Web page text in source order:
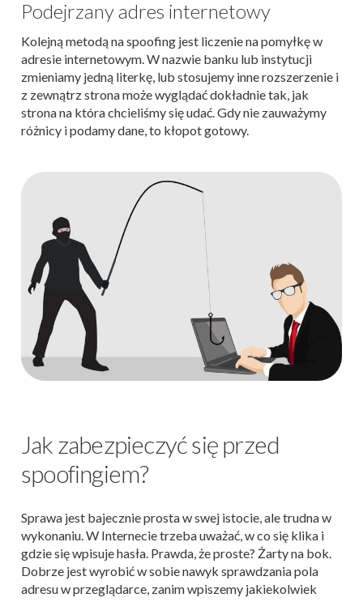
Podejrzany adres internetowy
Kolejną metodą na spoofing jest liczenie na pomyłkę w
adresie internetowym. W nazwie banku lub instytucji
zmieniamy jedną literkę, lub stosujemy inne rozszerzenie i
z zewnątrz strona może wyglądać dokładnie tak, jak
strona na która chcieliśmy się udać. Gdy nie zauważymy
różnicy i podamy dane, to kłopot gotowy.
Jak zabezpieczyć się przed
spoofingiem?
Sprawa jest bajecznie prosta w swej istocie, ale trudna w
wykonaniu. W Internecie trzeba uważać, w co się klika i
gdzie się wpisuje hasła. Prawda, że proste? Żarty na bok.
Dobrze jest wyrobić w sobie nawyk sprawdzania pola
adresu w przeglądarce, zanim wpiszemy jakiekolwiek